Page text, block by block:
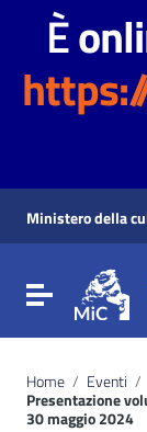
È
Vai ai
Vai al menu
Vai al footer
Ministero della
Attiva /
Home / Eventi /
Presentazione
30 maggio 2024